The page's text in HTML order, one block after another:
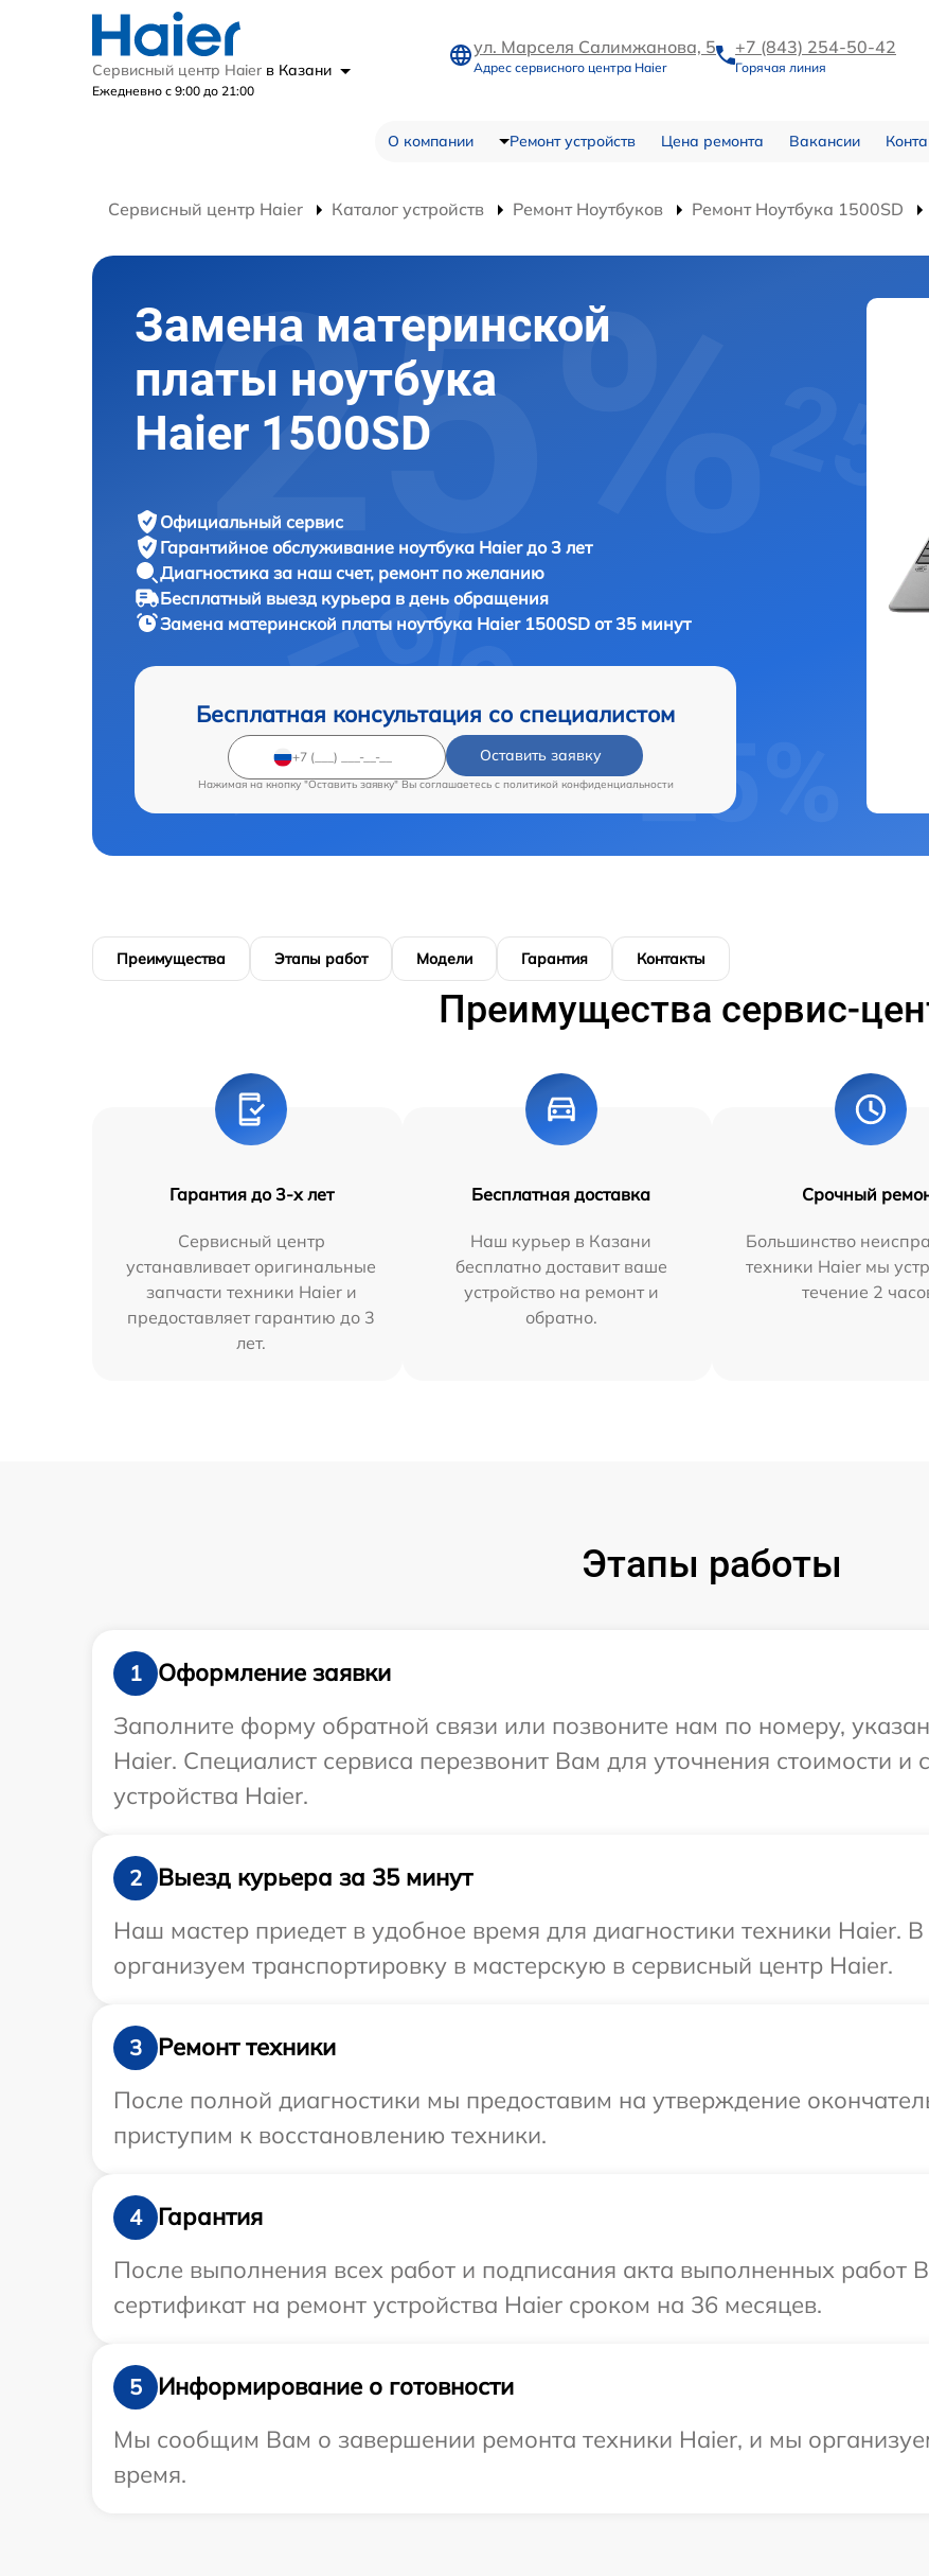
Сервисный центр Haier в Казани
Ежедневно с 9:00 до 21:00
ул. Марселя Салимжанова, 5
Адрес сервисного центра Haier
+7 (843) 254-50-42
Горячая линия
О компании Ремонт устройств Цена ремонта Вакансии
Сервисный центр Haier Каталог устройств Ремонт Ноутбуков Ремонт Ноутбука 1500SD
Замена материнской
платы ноутбука
Haier 1500SD
Официальный сервис
Гарантийное обслуживание ноутбука Haier до 3 лет
Диагностика за наш счет, ремонт по желанию
Бесплатный выезд курьера в день обращения
Замена материнской платы ноутбука Haier 1500SD от 35 минут
Бесплатная консультация со специалистом
Оставить заявку
Нажимая на кнопку "Оставить заявку" Вы соглашаетесь c политикой конфиденциальности
Преимущества Этапы работ Модели Гарантия Контакты
Преимущества сервис-
Гарантия до 3-х лет
Сервисный центр
устанавливает оригинальные
запчасти техники Haier и
предоставляет гарантию до 3
лет.
Бесплатная доставка
Наш курьер в Казани
бесплатно доставит ваше
устройство на ремонт и
обратно.
Срочный
Большинство
техники Haier мы
течение 2
Этапы работы
1
Оформление заявки
Заполните форму обратной связи или позвоните нам по номеру,
Haier. Специалист сервиса перезвонит Вам для уточнения стоимости
устройства Haier.
2
Выезд курьера за 35 минут
Наш мастер приедет в удобное время для диагностики техники Haier.
организуем транспортировку в мастерскую в сервисный центр Haier.
3
Ремонт техники
После полной диагностики мы предоставим на утверждение
приступим к восстановлению техники.
4
Гарантия
После выполнения всех работ и подписания акта выполненных работ
сертификат на ремонт устройства Haier сроком на 36 месяцев.
5
Информирование о готовности
Мы сообщим Вам о завершении ремонта техники Haier, и мы
время.